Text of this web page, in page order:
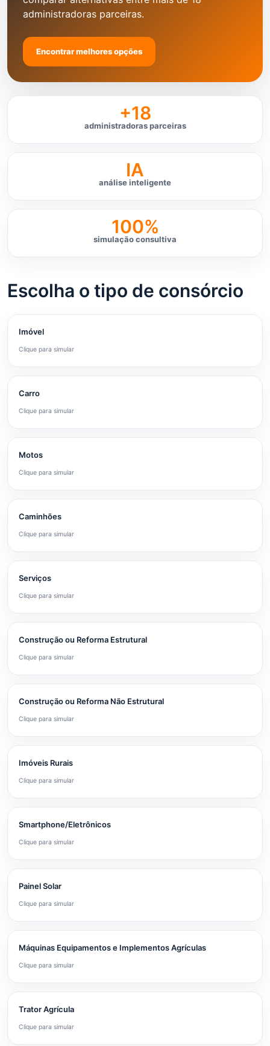
administradoras parceiras.
Encontrar melhores opções
+18
administradoras parceiras
IA
análise inteligente
100%
simulação consultiva
Escolha o tipo de consórcio
Imóvel
Clique para simular
Carro
Clique para simular
Motos
Clique para simular
Caminhões
Clique para simular
Serviços
Clique para simular
Construção ou Reforma Estrutural
Clique para simular
Construção ou Reforma Não Estrutural
Clique para simular
Imóveis Rurais
Clique para simular
Smartphone/Eletrônicos
Clique para simular
Painel Solar
Clique para simular
Máquinas Equipamentos e Implementos Agrículas
Clique para simular
Trator Agrícula
Clique para simular